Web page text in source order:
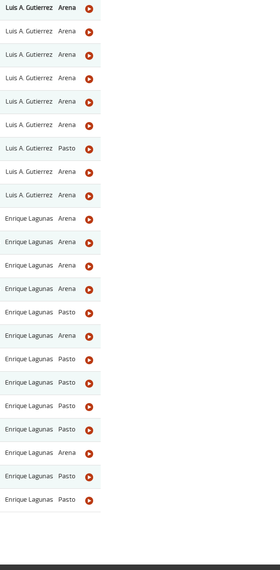
Luis A. Gutierrez Arena
Luis A. Gutierrez Arena
Luis A. Gutierrez Arena
Luis A. Gutierrez Arena
Luis A. Gutierrez Arena
Luis A. Gutierrez Arena
Luis A. Gutierrez Pasto
Luis A. Gutierrez Arena
Luis A. Gutierrez Arena
Enrique Lagunas Arena
Enrique Lagunas Arena
Enrique Lagunas Arena
Enrique Lagunas Arena
Enrique Lagunas Pasto
Enrique Lagunas Arena
Enrique Lagunas Pasto
Enrique Lagunas Pasto
Enrique Lagunas Pasto
Enrique Lagunas Pasto
Enrique Lagunas Arena
Enrique Lagunas Pasto
Enrique Lagunas Pasto